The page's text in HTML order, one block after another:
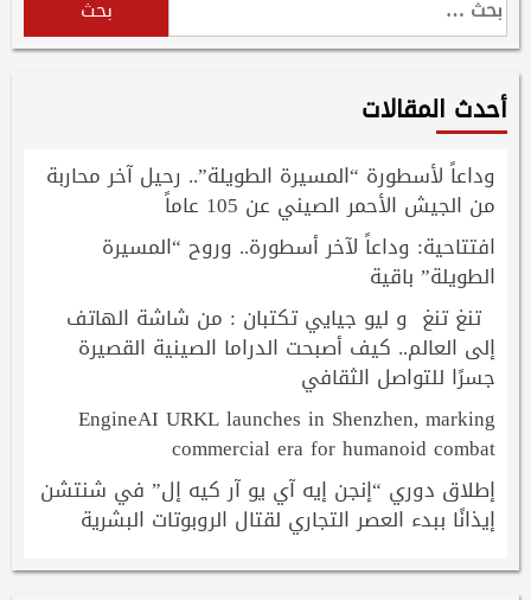
عن:
أحدث المقالات
وداعاً لأسطورة “المسيرة الطويلة”.. رحيل آخر محاربة
من الجيش الأحمر الصيني عن 105 عاماً
افتتاحية: وداعاً لآخر أسطورة.. وروح “المسيرة
الطويلة” باقية
تنغ تنغ و ليو جيايي تكتبان : من شاشة الهاتف
إلى العالم.. كيف أصبحت الدراما الصينية القصيرة
جسرًا للتواصل الثقافي
EngineAI URKL launches in Shenzhen, marking
commercial era for humanoid combat
إطلاق دوري “إنجن إيه آي يو آر كيه إل” في شنتشن
إيذانًا ببدء العصر التجاري لقتال الروبوتات البشرية